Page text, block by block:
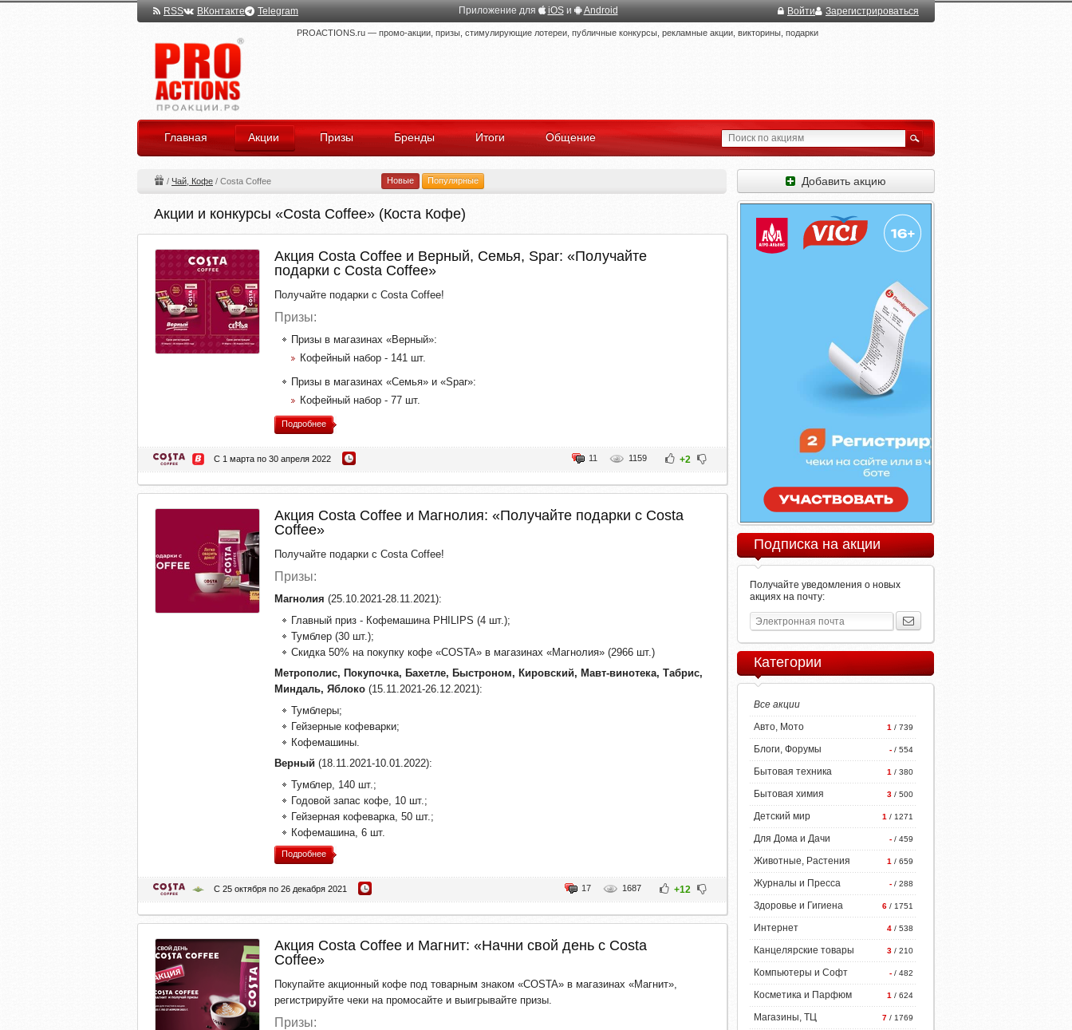
RSS ВКонтакте Telegram Приложение для iOSи Android Войти Зарегистрироваться
PROACTIONS.ru — промо-акции, призы, стимулирующие лотереи, публичные конкурсы, рекламные акции, викторины, подарки
Главная Акции Призы Бренды Итоги Общение
Новые Популярные
/ Чай, Кофе / Costa Coffee
Акции и конкурсы «Costa Coffee» (Коста Кофе)
Акция Costa Coffee и Верный, Семья, Spar: «Получайте
подарки с Costa Coffee»
Получайте подарки с Costa Coffee!
Призы:
Призы в магазинах «Верный»:
Кофейный набор - 141 шт.
Призы в магазинах «Семья» и «Spar»:
Кофейный набор - 77 шт.
Подробнее
С 1 марта по 30 апреля 2022 +2
1159
11
Акция Costa Coffee и Магнолия: «Получайте подарки с Costa
Coffee»
Получайте подарки с Costa Coffee!
Призы:
Магнолия (25.10.2021-28.11.2021):
Главный приз - Кофемашина PHILIPS (4 шт.);
Тумблер (30 шт.);
Скидка 50% на покупку кофе «COSTA» в магазинах «Магнолия» (2966 шт.)
Метрополис, Покупочка, Бахетле, Быстроном, Кировский, Мавт-винотека, Табрис,
Миндаль, Яблоко (15.11.2021-26.12.2021):
Тумблеры;
Гейзерные кофеварки;
Кофемашины.
Верный (18.11.2021-10.01.2022):
Тумблер, 140 шт.;
Годовой запас кофе, 10 шт.;
Гейзерная кофеварка, 50 шт.;
Кофемашина, 6 шт.
Подробнее
С 25 октября по 26 декабря 2021 +12
1687
17
Акция Costa Coffee и Магнит: «Начни свой день с Costa
Coffee»
Покупайте акционный кофе под товарным знаком «COSTA» в магазинах «Магнит»,
регистрируйте чеки на промосайте и выигрывайте призы.
Призы:
Добавить акцию
Подписка на акции
Получайте уведомления о новых
акциях на почту:
Категории
Все акции
1 / 739
Авто, Мото
- / 554
Блоги, Форумы
1 / 380
Бытовая техника
3 / 500
Бытовая химия
1 / 1271
Детский мир
- / 459
Для Дома и Дачи
1 / 659
Животные, Растения
- / 288
Журналы и Пресса
6 / 1751
Здоровье и Гигиена
4 / 538
Интернет
3 / 210
Канцелярские товары
- / 482
Компьютеры и Софт
1 / 624
Косметика и Парфюм
7 / 1769
Магазины, ТЦ